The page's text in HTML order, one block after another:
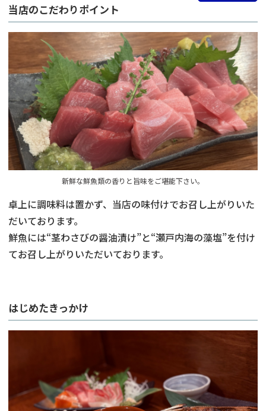
当店のこだわりポイント
新鮮な鮮魚類の香りと旨味をご堪能下さい。
卓上に調味料は置かず、当店の味付けでお召し上がりいた
だいております。
鮮魚には“茎わさびの醤油漬け”と“瀬戸内海の藻塩”を付け
てお召し上がりいただいております。
はじめたきっかけ